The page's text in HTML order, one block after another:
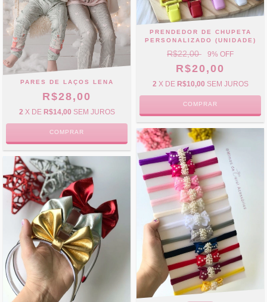
PARES DE LAÇOS LENA
R$28,00
2 X DE R$14,00 SEM JUROS
COMPRAR
PRENDEDOR DE CHUPETA
PERSONALIZADO (UNIDADE)
R$22,00 9% OFF
R$20,00
2 X DE R$10,00 SEM JUROS
COMPRAR